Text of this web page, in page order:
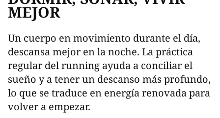
MEJOR
Un cuerpo en movimiento durante el día,
descansa mejor en la noche. La práctica
regular del running ayuda a conciliar el
sueño y a tener un descanso más profundo,
lo que se traduce en energía renovada para
volver a empezar.